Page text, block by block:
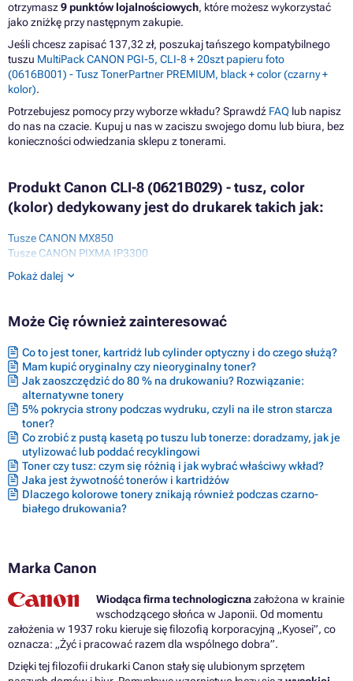
otrzymasz9 punktów lojalnościowych, które możesz wykorzystać
jako zniżkę przy następnym zakupie.
Jeśli chcesz zapisać 137,32 zł, poszukaj tańszego kompatybilnego
tuszu MultiPack CANON PGI-5, CLI-8 + 20szt papieru foto
(0616B001) - Tusz TonerPartner PREMIUM, black + color (czarny +
kolor).
Potrzebujesz pomocy przy wyborze wkładu? Sprawdź FAQ lub napisz
do nas na czacie. Kupuj u nas w zaciszu swojego domu lub biura, bez
konieczności odwiedzania sklepu z tonerami.
Produkt Canon CLI-8 (0621B029) - tusz, color
(kolor) dedykowany jest do drukarek takich jak:
Tusze CANON MX850
Tusze CANON PIXMA IP3300
Tusze CANON PIXMA IP3500
Tusze CANON PIXMA IP4200
Tusze CANON PIXMA IP4200X
Tusze CANON PIXMA IP4300
Tusze CANON PIXMA IP4500
Tusze CANON PIXMA IP4500 SERIES
Tusze CANON PIXMA IP4500X
Tusze CANON PIXMA IP5200
Tusze CANON PIXMA IP5200 SERIES
Tusze CANON PIXMA IP5200R
Tusze CANON PIXMA IP5300
Tusze CANON PIXMA IP6600
Tusze CANON PIXMA IP6600 SERIES
Tusze CANON PIXMA IP6600D
Tusze CANON PIXMA IP6700D
Tusze CANON PIXMA IX4000
Tusze CANON PIXMA MP500
Tusze CANON PIXMA MP520
Tusze CANON PIXMA MP520 SERIES
Tusze CANON PIXMA MP520X
Tusze CANON PIXMA MP530
Tusze CANON PIXMA MP600 SERIES
Pokaż dalej
Może Cię również zainteresować
Co to jest toner, kartridż lub cylinder optyczny i do czego służą?
Mam kupić oryginalny czy nieoryginalny toner?
Jak zaoszczędzić do 80 % na drukowaniu? Rozwiązanie:
alternatywne tonery
5% pokrycia strony podczas wydruku, czyli na ile stron starcza
toner?
Co zrobić z pustą kasetą po tuszu lub tonerze: doradzamy, jak je
utylizować lub poddać recyklingowi
Toner czy tusz: czym się różnią i jak wybrać właściwy wkład?
Jaka jest żywotność tonerów i kartridżów
Dlaczego kolorowe tonery znikają również podczas czarno-
białego drukowania?
Marka Canon
Wiodąca firma technologicznazałożona w krainie
wschodzącego słońca w Japonii. Od momentu
założenia w 1937 roku kieruje się filozofią korporacyjną „Kyosei”, co
oznacza: „Żyć i pracować razem dla wspólnego dobra”.
Dzięki tej filozofii drukarki Canon stały się ulubionym sprzętem